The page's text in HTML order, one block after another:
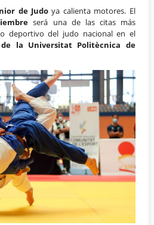
de Judo ya calienta motores. El
será una de las citas más
deportivo del judo nacional en el
de la Universitat Politècnica de